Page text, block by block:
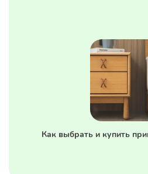
Как выбрать и купить